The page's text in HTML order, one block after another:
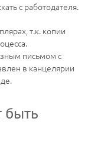
с работодателя.
т.к. копии
письмом с
в канцелярии
быть